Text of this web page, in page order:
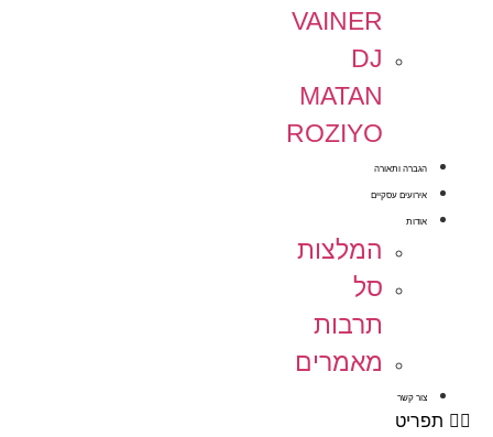
VAINER
DJ
MATAN
ROZIYO
הגברה ותאורה
אירועים עסקיים
אודות
המלצות
סל
תרבות
מאמרים
צור קשר
תפריט